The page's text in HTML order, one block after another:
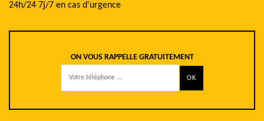
24h/24 7j/7 en cas d'urgence
ON VOUS RAPPELLE GRATUITEMENT